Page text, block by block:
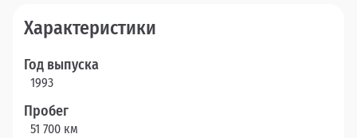
Характеристики
Год выпуска
1993
Пробег
51 700 км